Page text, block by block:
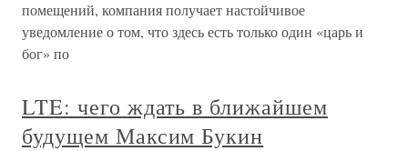
помещений, компания получает настойчивое
уведомление о том, что здесь есть только один «царь и
бог» по
LTE: чего ждать в ближайшем
будущем Максим Букин